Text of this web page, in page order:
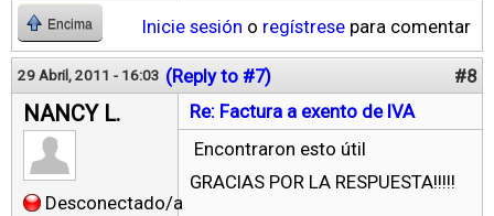
Encima Inicie sesión o regístrese para comentar
29 Abril, 2011 - 16:03 (Reply to #7) #8
NANCY L.
Desconectado/a
Re: Factura a exento de IVA
Encontraron esto útil
GRACIAS POR LA RESPUESTA!!!!!